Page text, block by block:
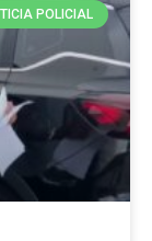
POLICIAL